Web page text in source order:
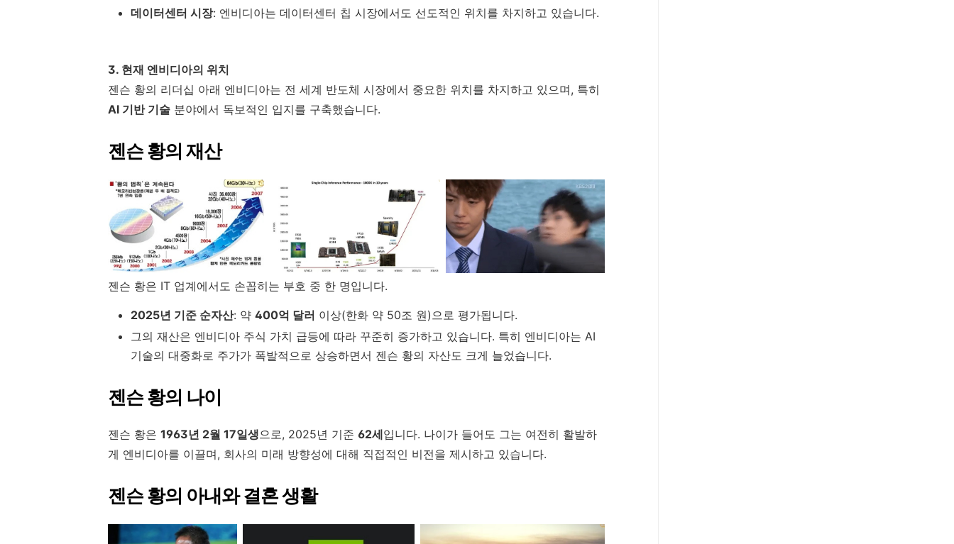
데이터센터 시장: 엔비디아는 데이터센터 칩 시장에서도 선도적인 위치를 차지하고 있습니다.
3. 현재 엔비디아의 위치
젠슨 황의 리더십 아래 엔비디아는 전 세계 반도체 시장에서 중요한 위치를 차지하고 있으며, 특히
AI 기반 기술 분야에서 독보적인 입지를 구축했습니다.
젠슨 황의 재산
젠슨 황은 IT 업계에서도 손꼽히는 부호 중 한 명입니다.
2025년 기준 순자산: 약 400억 달러 이상(한화 약 50조 원)으로 평가됩니다.
그의 재산은 엔비디아 주식 가치 급등에 따라 꾸준히 증가하고 있습니다. 특히 엔비디아는 AI
기술의 대중화로 주가가 폭발적으로 상승하면서 젠슨 황의 자산도 크게 늘었습니다.
젠슨 황의 나이
젠슨 황은 1963년 2월 17일생으로, 2025년 기준 62세입니다. 나이가 들어도 그는 여전히 활발하
게 엔비디아를 이끌며, 회사의 미래 방향성에 대해 직접적인 비전을 제시하고 있습니다.
젠슨 황의 아내와 결혼 생활